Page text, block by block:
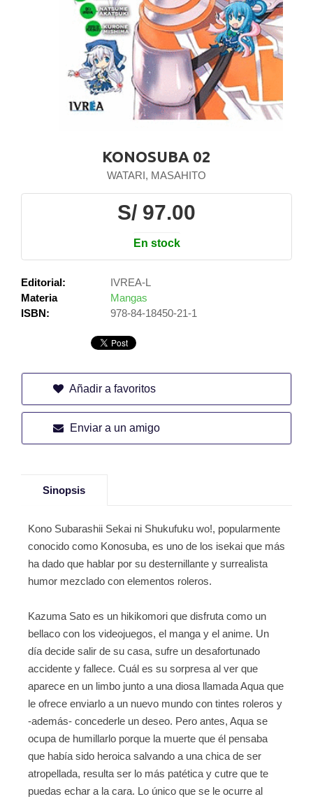
KONOSUBA 02
WATARI, MASAHITO
S/ 97.00
En stock
Editorial:
IVREA-L
Materia
Mangas
ISBN:
978-84-18450-21-1
Añadir a favoritos
Enviar a un amigo
Sinopsis
Kono Subarashii Sekai ni Shukufuku wo!, popularmente
conocido como Konosuba, es uno de los isekai que más
ha dado que hablar por su desternillante y surrealista
humor mezclado con elementos roleros.
Kazuma Sato es un hikikomori que disfruta como un
bellaco con los videojuegos, el manga y el anime. Un
día decide salir de su casa, sufre un desafortunado
accidente y fallece. Cuál es su sorpresa al ver que
aparece en un limbo junto a una diosa llamada Aqua que
le ofrece enviarlo a un nuevo mundo con tintes roleros y
-además- concederle un deseo. Pero antes, Aqua se
ocupa de humillarlo porque la muerte que él pensaba
que había sido heroica salvando a una chica de ser
atropellada, resulta ser lo más patética y cutre que te
puedas echar a la cara. Lo único que se le ocurre al